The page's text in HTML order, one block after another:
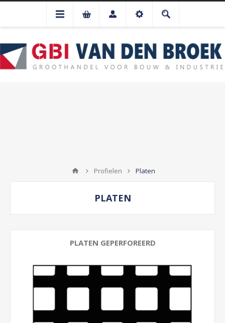
Profielen Platen
PLATEN
PLATEN GEPERFOREERD